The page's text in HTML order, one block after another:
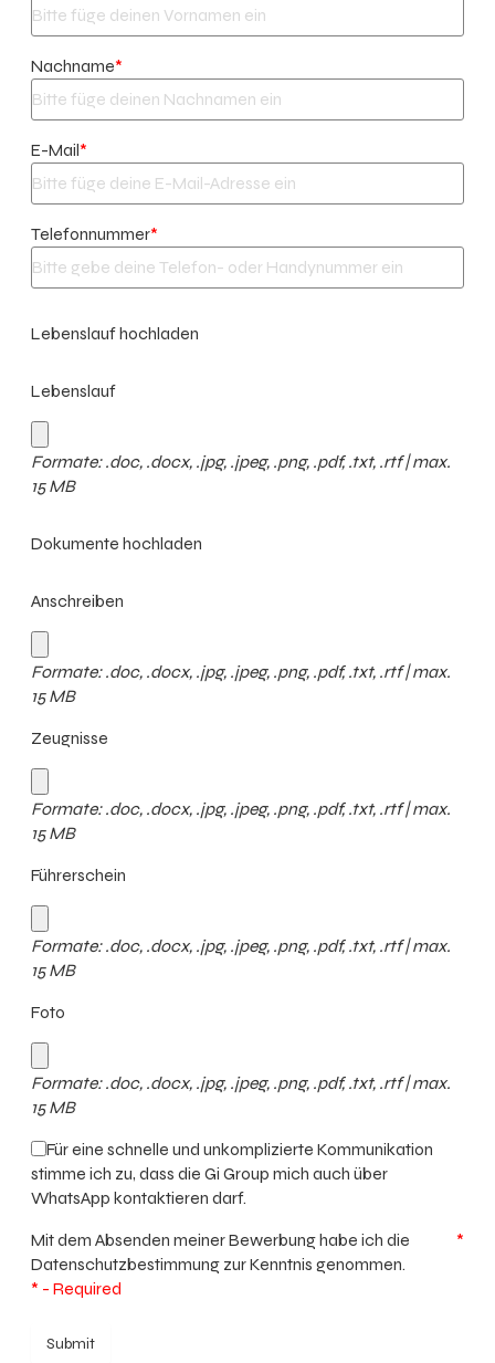
Nachname*
E-Mail*
Telefonnummer*
Lebenslauf hochladen
Lebenslauf
Formate: .doc, .docx, .jpg, .jpeg, .png, .pdf, .txt, .rtf | max.
15 MB
Dokumente hochladen
Anschreiben
Formate: .doc, .docx, .jpg, .jpeg, .png, .pdf, .txt, .rtf | max.
15 MB
Zeugnisse
Formate: .doc, .docx, .jpg, .jpeg, .png, .pdf, .txt, .rtf | max.
15 MB
Führerschein
Formate: .doc, .docx, .jpg, .jpeg, .png, .pdf, .txt, .rtf | max.
15 MB
Foto
Formate: .doc, .docx, .jpg, .jpeg, .png, .pdf, .txt, .rtf | max.
15 MB
Für eine schnelle und unkomplizierte Kommunikation
stimme ich zu, dass die Gi Group mich auch über
WhatsApp kontaktieren darf.
*
Mit dem Absenden meiner Bewerbung habe ich die
Datenschutzbestimmung zur Kenntnis genommen.
* - Required
Submit